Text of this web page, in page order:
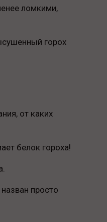
ломкими,
горох
от каких
белок гороха!
просто